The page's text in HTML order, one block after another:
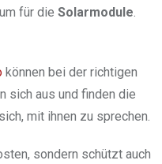
für die Solarmodule.
können bei der richtigen
sich aus und finden die
mit ihnen zu sprechen.
sondern schützt auch